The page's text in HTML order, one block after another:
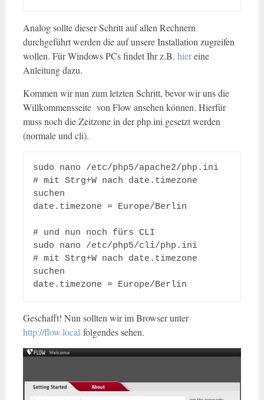
Analog sollte dieser Schritt auf allen Rechnern
durchgeführt werden die auf unsere Installation zugreifen
wollen. Für Windows PCs findet Ihr z.B. hiereine
Anleitung dazu.
Kommen wir nun zum letzten Schritt, bevor wir uns die
Willkommensseite von Flow ansehen können. Hierfür
muss noch die Zeitzone in der php.ini gesetzt werden
(normale und cli).
sudo nano /etc/php5/apache2/php.ini
# mit Strg+W nach date.timezone
suchen
date.timezone = Europe/Berlin
# und nun noch fürs CLI
sudo nano /etc/php5/cli/php.ini
# mit Strg+W nach date.timezone
suchen
date.timezone = Europe/Berlin
Geschafft! Nun sollten wir im Browser unter
http://flow.local folgendes sehen.